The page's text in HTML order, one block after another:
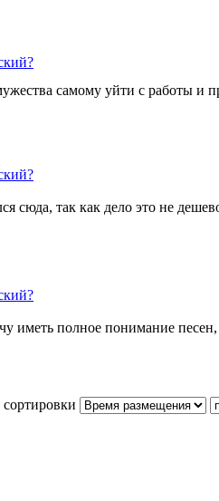
самому уйти с работы
сюда, так как дело это не
иметь полное понимание